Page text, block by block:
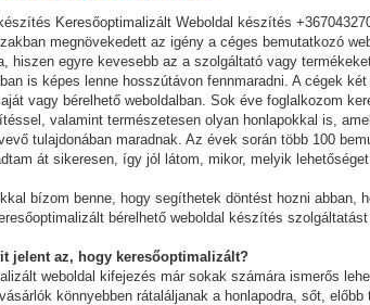
Keresőoptimalizált Weboldal készítés
megnövekedett az igény a céges bemutatkozó
hiszen egyre kevesebb az a szolgáltató vagy
is képes lenne hosszútávon fennmaradni. A cégek
vagy bérelhető weboldalban. Sok éve foglalkozom
valamint természetesen olyan honlapokkal is,
tulajdonában maradnak. Az évek során több 100
át sikeresen, így jól látom, mikor, melyik
bízom benne, hogy segíthetek döntést hozni abban,
bérelhető weboldal készítés
jelent az, hogy keresőoptimalizált?
weboldal kifejezés már sokak számára ismerős
könnyebben rátaláljanak a honlapodra, sőt,